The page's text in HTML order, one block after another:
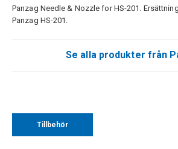
Panzag Needle & Nozzle for HS-201.
Panzag HS-201.
Se alla produkter från
Tillbehör